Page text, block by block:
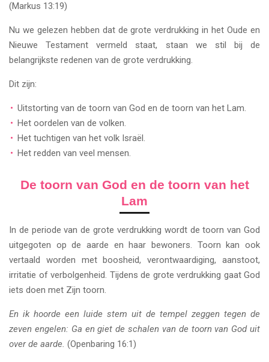
(Markus 13:19)
Nu we gelezen hebben dat de grote verdrukking in het Oude en
Nieuwe Testament vermeld staat, staan we stil bij de
belangrijkste redenen van de grote verdrukking.
Dit zijn:
Uitstorting van de toorn van God en de toorn van het Lam.
Het oordelen van de volken.
Het tuchtigen van het volk Israël.
Het redden van veel mensen.
De toorn van God en de toorn van het
Lam
In de periode van de grote verdrukking wordt de toorn van God
uitgegoten op de aarde en haar bewoners. Toorn kan ook
vertaald worden met boosheid, verontwaardiging, aanstoot,
irritatie of verbolgenheid. Tijdens de grote verdrukking gaat God
iets doen met Zijn toorn.
En ik hoorde een luide stem uit de tempel zeggen tegen de
zeven engelen: Ga en giet de schalen van de toorn van God uit
over de aarde. (Openbaring 16:1)